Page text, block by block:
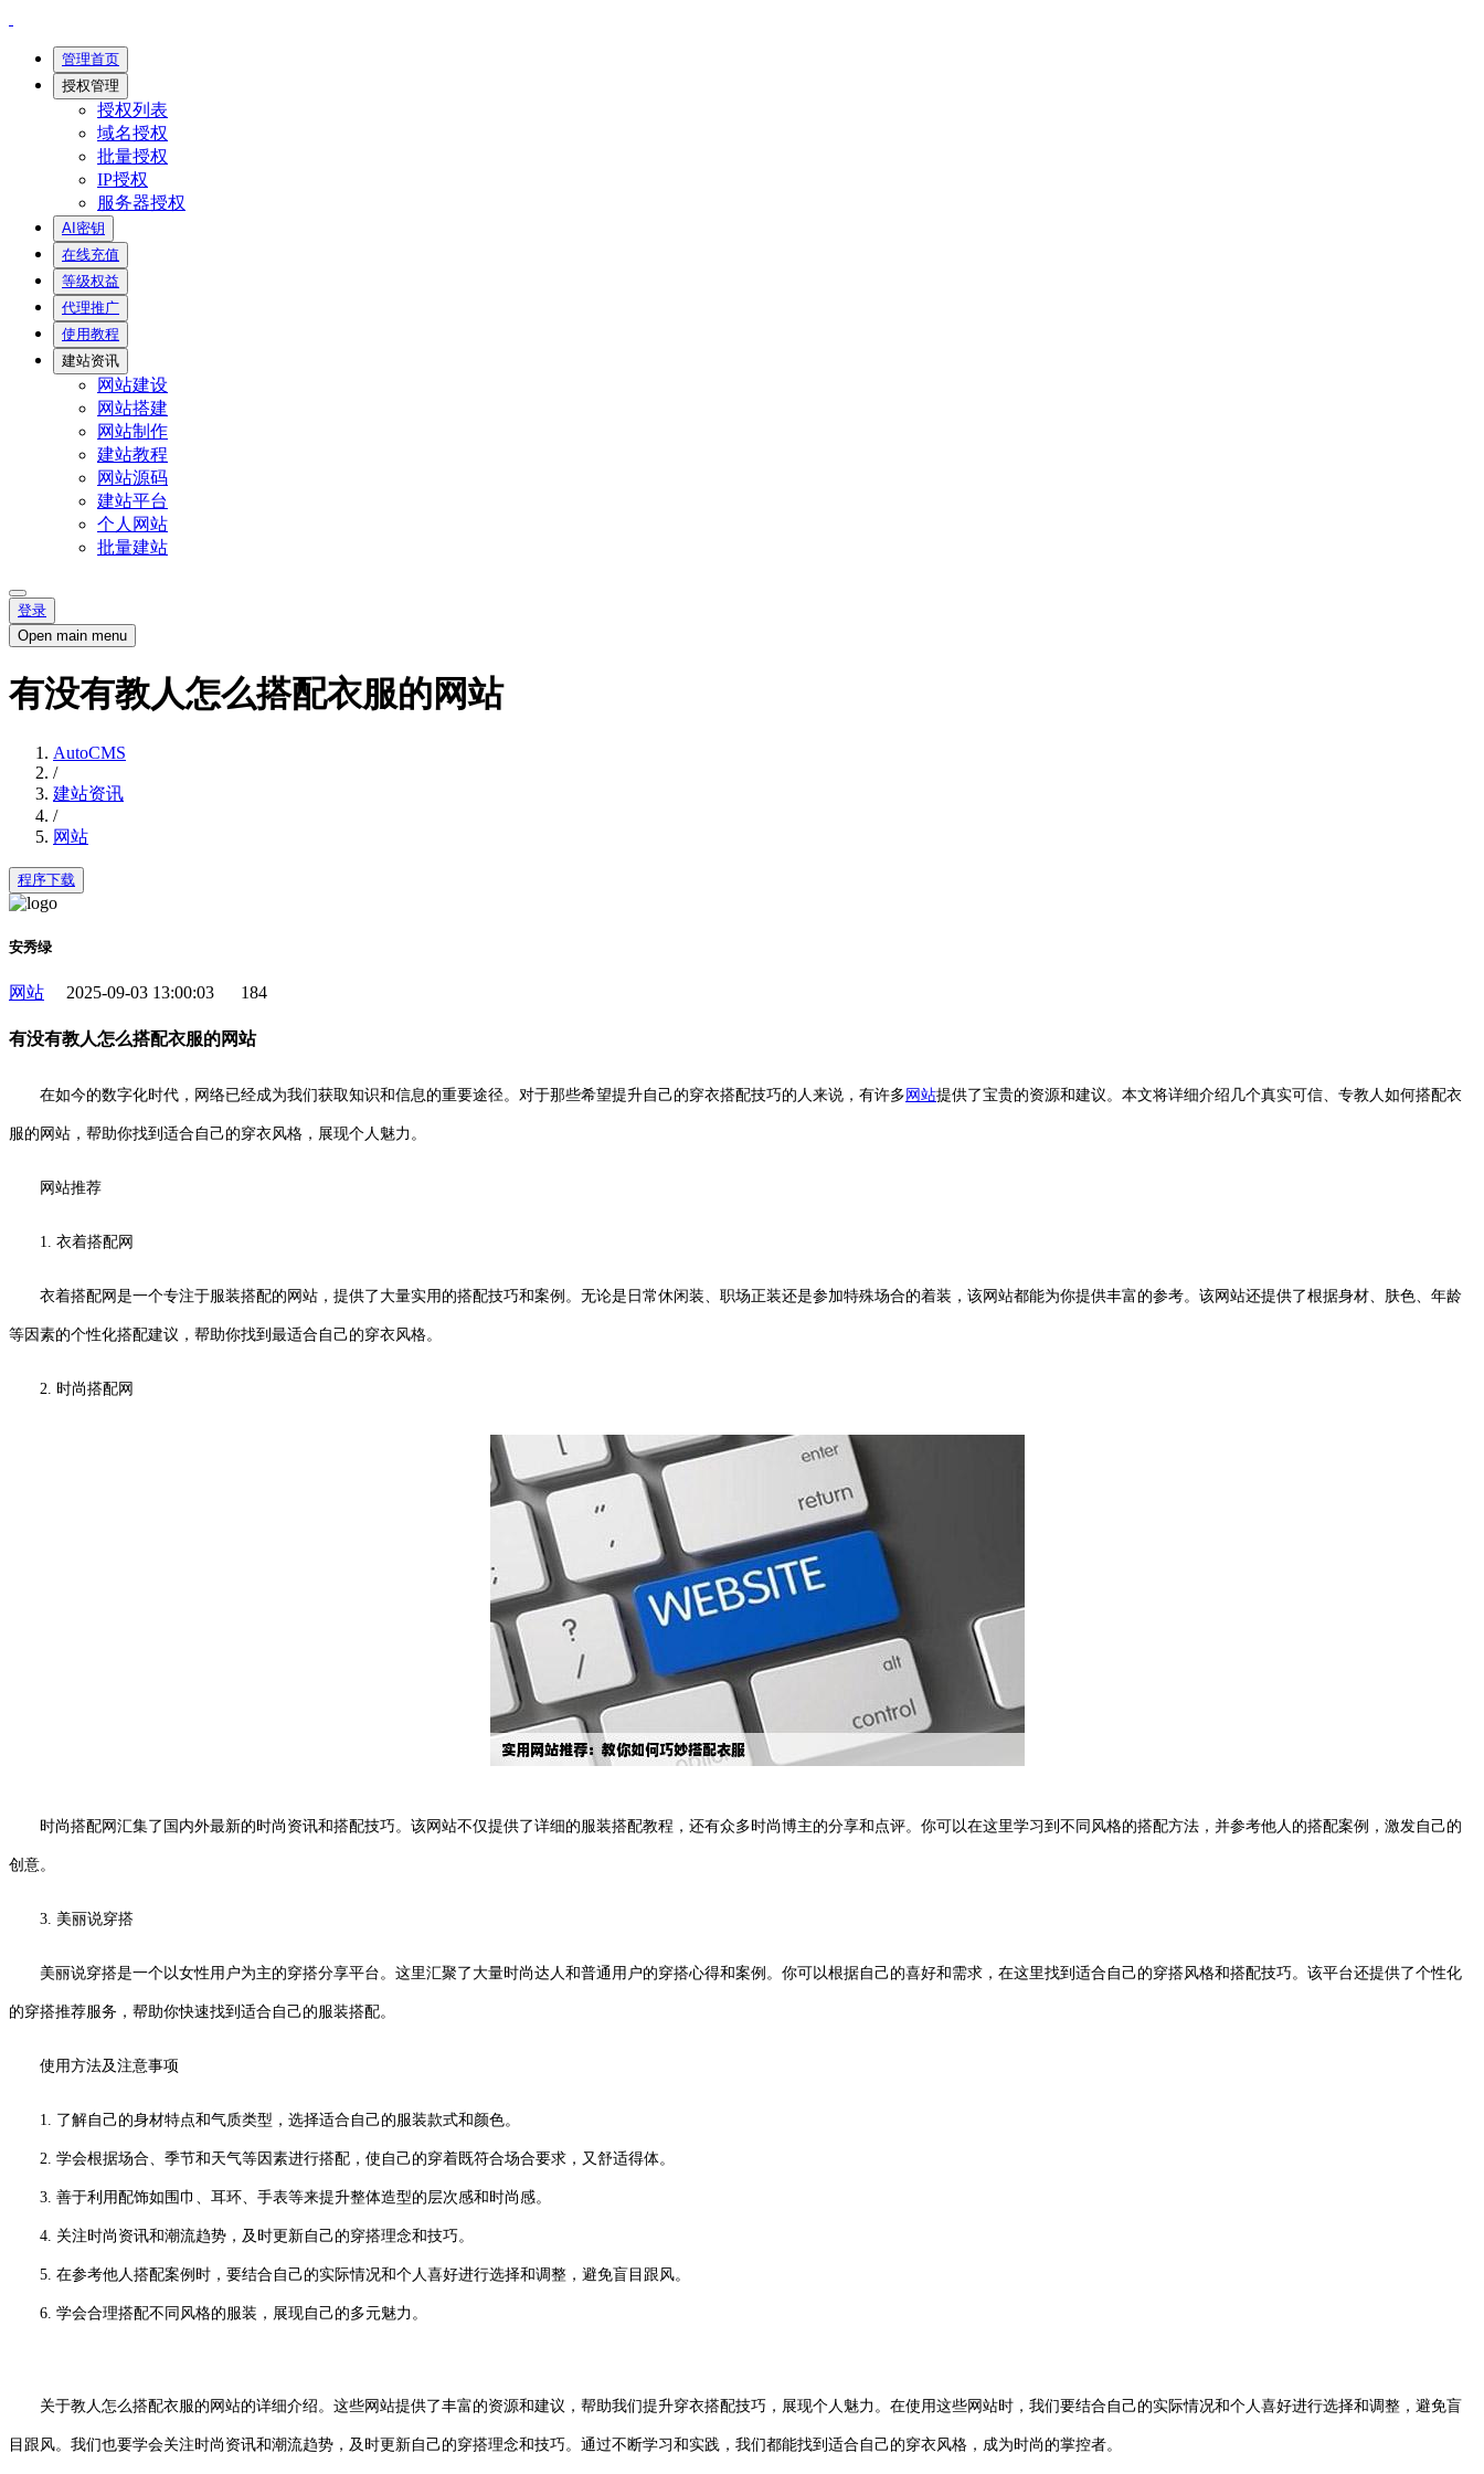
管理首页
授权管理
授权列表
域名授权
批量授权
IP授权
服务器授权
AI密钥
在线充值
等级权益
代理推广
使用教程
建站资讯
网站建设
网站搭建
网站制作
建站教程
网站源码
建站平台
个人网站
批量建站
登录
Open main menu
有没有教人怎么搭配衣服的网站
AutoCMS
/
建站资讯
/
网站
程序下载
安秀绿
网站 2025-09-03 13:00:03 184
有没有教人怎么搭配衣服的网站
在如今的数字化时代，网络已经成为我们获取知识和信息的重要途径。对于那些希望提升自己的穿衣搭配技巧的人来说，有许多 网站提供了宝贵的资源和建议。本文将详细介绍几个真实可信、专教人如何搭配衣
服的网站，帮助你找到适合自己的穿衣风格，展现个人魅力。
网站推荐
1. 衣着搭配网
衣着搭配网是一个专注于服装搭配的网站，提供了大量实用的搭配技巧和案例。无论是日常休闲装、职场正装还是参加特殊场合的着装，该网站都能为你提供丰富的参考。该网站还提供了根据身材、肤色、年龄
等因素的个性化搭配建议，帮助你找到最适合自己的穿衣风格。
2. 时尚搭配网
时尚搭配网汇集了国内外最新的时尚资讯和搭配技巧。该网站不仅提供了详细的服装搭配教程，还有众多时尚博主的分享和点评。你可以在这里学习到不同风格的搭配方法，并参考他人的搭配案例，激发自己的
创意。
3. 美丽说穿搭
美丽说穿搭是一个以女性用户为主的穿搭分享平台。这里汇聚了大量时尚达人和普通用户的穿搭心得和案例。你可以根据自己的喜好和需求，在这里找到适合自己的穿搭风格和搭配技巧。该平台还提供了个性化
的穿搭推荐服务，帮助你快速找到适合自己的服装搭配。
使用方法及注意事项
1. 了解自己的身材特点和气质类型，选择适合自己的服装款式和颜色。
2. 学会根据场合、季节和天气等因素进行搭配，使自己的穿着既符合场合要求，又舒适得体。
3. 善于利用配饰如围巾、耳环、手表等来提升整体造型的层次感和时尚感。
4. 关注时尚资讯和潮流趋势，及时更新自己的穿搭理念和技巧。
5. 在参考他人搭配案例时，要结合自己的实际情况和个人喜好进行选择和调整，避免盲目跟风。
6. 学会合理搭配不同风格的服装，展现自己的多元魅力。
关于教人怎么搭配衣服的网站的详细介绍。这些网站提供了丰富的资源和建议，帮助我们提升穿衣搭配技巧，展现个人魅力。在使用这些网站时，我们要结合自己的实际情况和个人喜好进行选择和调整，避免盲
目跟风。我们也要学会关注时尚资讯和潮流趋势，及时更新自己的穿搭理念和技巧。通过不断学习和实践，我们都能找到适合自己的穿衣风格，成为时尚的掌控者。